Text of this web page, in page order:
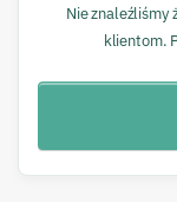
Nie znaleźliśmy
klientom.